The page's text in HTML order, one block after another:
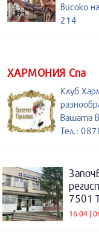
високо
214
ХАРМОНИЯ Спа
Клуб
Вашата
Тел.:
7501
16:04 |